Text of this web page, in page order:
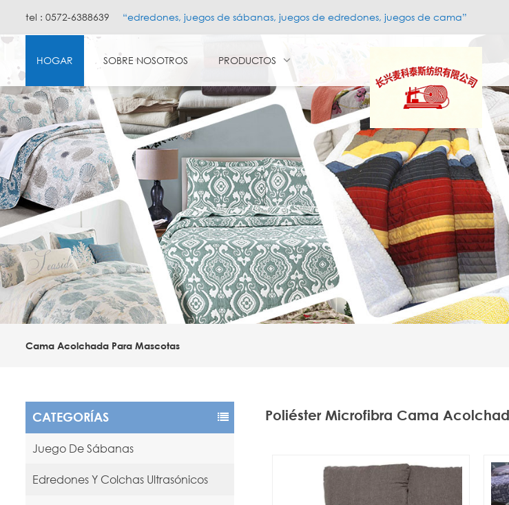
tel : 0572-6388639 “edredones, juegos de sábanas, juegos de edredones, juegos de cama”
HOGAR SOBRE NOSOTROS PRODUCTOS
Cama Acolchada Para Mascotas
CATEGORÍAS
Juego De Sábanas
Edredones Y Colchas Ultrasónicos
Poliéster Microfibra Cama